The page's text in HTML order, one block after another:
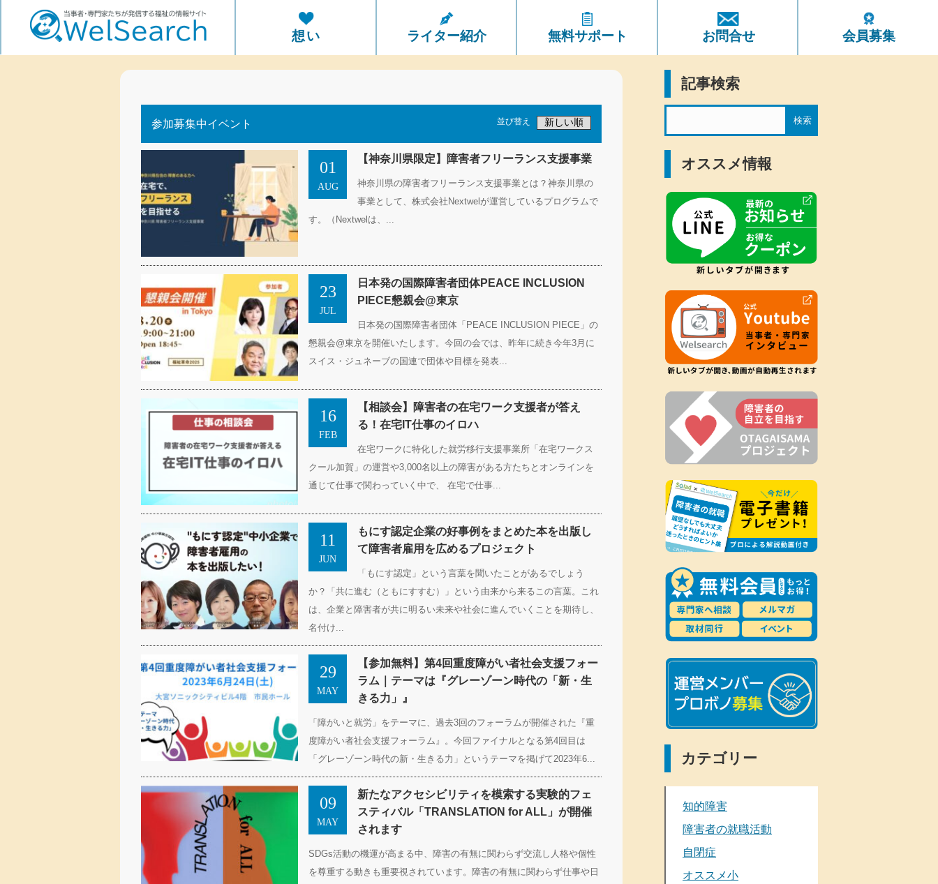
想い ライター紹介 無料サポート お問合せ 会員募集
参加募集中イベント 並び替え
AUG
01 【神奈川県限定】障害者フリーランス支援事業
神奈川県の障害者フリーランス支援事業とは？神奈川県の
事業として、株式会社Nextwelが運営しているプログラムで
す。（Nextwelは、...
JUL
23
日本発の国際障害者団体PEACE INCLUSION
PIECE懇親会@東京
日本発の国際障害者団体「PEACE INCLUSION PIECE」の
懇親会@東京を開催いたします。今回の会では、昨年に続き今年3月に
スイス・ジュネーブの国連で団体や目標を発表...
FEB
16
【相談会】障害者の在宅ワーク支援者が答え
る！在宅IT仕事のイロハ
在宅ワークに特化した就労移行支援事業所「在宅ワークス
クール加賀」の運営や3,000名以上の障害がある方たちとオンラインを
通じて仕事で関わっていく中で、 在宅で仕事...
JUN
11
もにす認定企業の好事例をまとめた本を出版し
て障害者雇用を広めるプロジェクト
「もにす認定」という言葉を聞いたことがあるでしょう
か？「共に進む（ともにすすむ）」という由来から来るこの言葉。これ
は、企業と障害者が共に明るい未来や社会に進んでいくことを期待し、
名付け...
MAY
29
【参加無料】第4回重度障がい者社会支援フォー
ラム｜テーマは『グレーゾーン時代の「新・生
きる力」』
「障がいと就労」をテーマに、過去3回のフォーラムが開催された『重
度障がい者社会支援フォーラム』。今回ファイナルとなる第4回目は
「グレーゾーン時代の新・生きる力」というテーマを掲げて2023年6...
MAY
09
新たなアクセシビリティを模索する実験的フェ
スティバル「TRANSLATION for ALL」が開催
されます
SDGs活動の機運が高まる中、障害の有無に関わらず交流し人格や個性
を尊重する動きも重要視されています。障害の有無に関わらず仕事や日
記事検索
オススメ情報
カテゴリー
知的障害
障害者の就職活動
自閉症
オススメ小